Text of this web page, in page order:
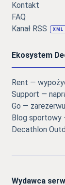
Kontakt
FAQ
Kanał RSS
XML
Ekosystem
Rent —
Support —
Go —
Blog sportowy
Decathlon
Wydawca